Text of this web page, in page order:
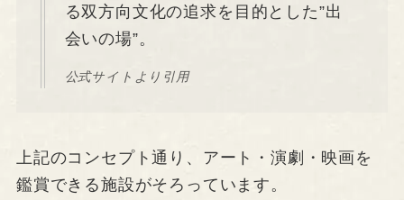
る双方向文化の追求を目的とした”出
会いの場”。
公式サイトより引用
上記のコンセプト通り、アート・演劇・映画を
鑑賞できる施設がそろっています。